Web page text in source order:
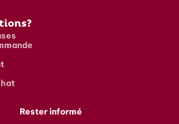
Rester informé